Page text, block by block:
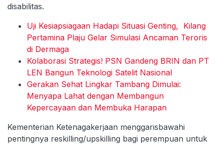
disabilitas.
Uji Kesiapsiagaan Hadapi Situasi Genting, Kilang
Pertamina Plaju Gelar Simulasi Ancaman Teroris
di Dermaga
Kolaborasi Strategis! PSN Gandeng BRIN dan PT
LEN Bangun Teknologi Satelit Nasional
Gerakan Sehat Lingkar Tambang Dimulai:
Menyapa Lahat dengan Membangun
Kepercayaan dan Membuka Harapan
Kementerian Ketenagakerjaan menggarisbawahi
pentingnya reskilling/upskilling bagi perempuan untuk